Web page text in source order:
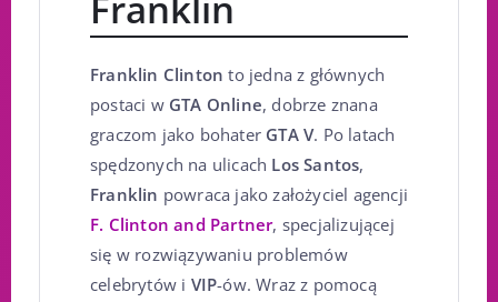
Franklin Clinton to jedna z głównych
postaci w GTA Online, dobrze znana
graczom jako bohater GTA V. Po latach
spędzonych na ulicach Los Santos,
Franklin powraca jako założyciel agencji
F. Clinton and Partner, specjalizującej
się w rozwiązywaniu problemów
celebrytów i VIP-ów. Wraz z pomocą